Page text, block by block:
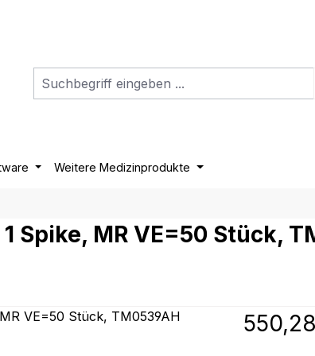
Weitere Medizinprodukte
MR VE=50 Stück,
Regulärer